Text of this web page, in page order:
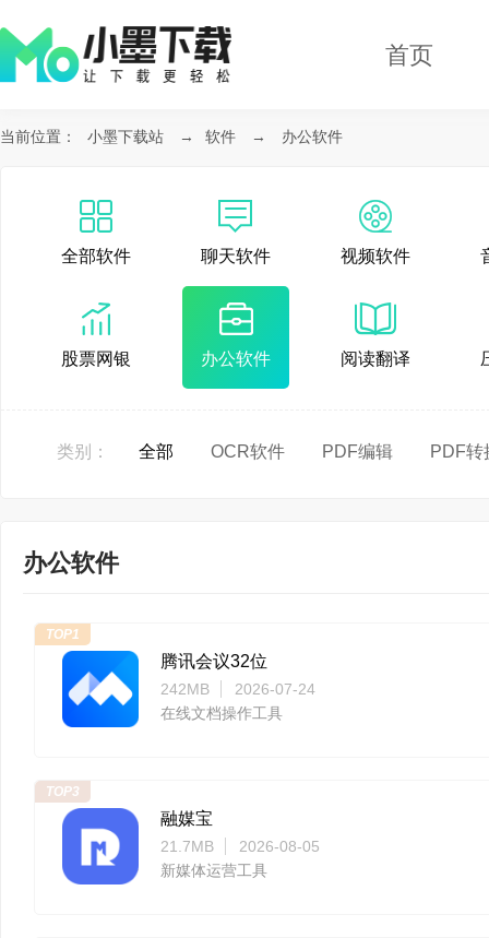
首页
当前位置： 小墨下载站 → 软件 → 办公软件
全部软件 聊天软件 视频软件
股票网银 办公软件 阅读翻译
类别： 全部 OCR软件 PDF编辑 PDF转
办公软件
腾讯会议32位
242MB
2026-07-24
在线文档操作工具
TOP1
融媒宝
21.7MB
2026-08-05
新媒体运营工具
TOP3